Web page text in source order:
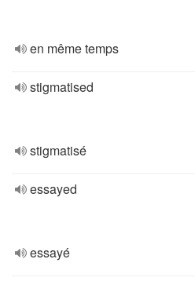
en même temps
stigmatised
stigmatisé
essayed
essayé